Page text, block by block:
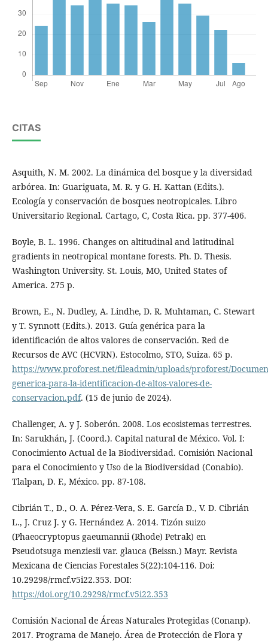
CITAS
Asquith, N. M. 2002. La dinámica del bosque y la diversidad
arbórea. In: Guariguata, M. R. y G. H. Kattan (Edits.).
Ecología y conservación de bosques neotropicales. Libro
Universitario Regional. Cartago, C, Costa Rica. pp. 377-406.
Boyle, B. L. 1996. Changes on altitudinal and latitudinal
gradients in neotropical montane forests. Ph. D. Thesis.
Washington University. St. Louis, MO, United States of
America. 275 p.
Brown, E., N. Dudley, A. Lindhe, D. R. Muhtaman, C. Stewart
y T. Synnott (Edits.). 2013. Guía genérica para la
identificación de altos valores de conservación. Red de
Recursos de AVC (HCVRN). Estocolmo, STO, Suiza. 65 p.
https://www.proforest.net/fileadmin/uploads/proforest/
generica-para-la-identificacion-de-altos-valores-de-
conservacion.pdf. (15 de junio de 2024).
Challenger, A. y J. Soberón. 2008. Los ecosistemas terrestres.
In: Sarukhán, J. (Coord.). Capital natural de México. Vol. I:
Conocimiento Actual de la Biodiversidad. Comisión Nacional
para el Conocimiento y Uso de la Biodiversidad (Conabio).
Tlalpan, D. F., México. pp. 87-108.
Cibrián T., D., O. A. Pérez-Vera, S. E. García D., V. D. Cibrián
L., J. Cruz J. y G. Hernández A. 2014. Tizón suizo
(Phaeocryptopus gaeumannii (Rhode) Petrak) en
Pseudotsuga menziesii var. glauca (Beissn.) Mayr. Revista
Mexicana de Ciencias Forestales 5(22):104-116. Doi:
10.29298/rmcf.v5i22.353. DOI:
https://doi.org/10.29298/rmcf.v5i22.353
Comisión Nacional de Áreas Naturales Protegidas (Conanp).
2017. Programa de Manejo. Área de Protección de Flora y